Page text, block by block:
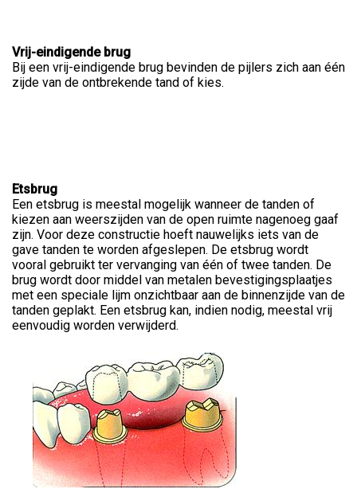
Vrij-eindigende brug
Bij een vrij-eindigende brug bevinden de pijlers zich aan één
zijde van de ontbrekende tand of kies.
Etsbrug
Een etsbrug is meestal mogelijk wanneer de tanden of
kiezen aan weerszijden van de open ruimte nagenoeg gaaf
zijn. Voor deze constructie hoeft nauwelijks iets van de
gave tanden te worden afgeslepen. De etsbrug wordt
vooral gebruikt ter vervanging van één of twee tanden. De
brug wordt door middel van metalen bevestigingsplaatjes
met een speciale lijm onzichtbaar aan de binnenzijde van de
tanden geplakt. Een etsbrug kan, indien nodig, meestal vrij
eenvoudig worden verwijderd.